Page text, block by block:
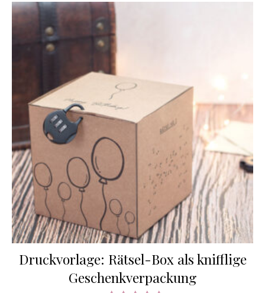
Druckvorlage: Rätsel-Box als knifflige
Geschenkverpackung